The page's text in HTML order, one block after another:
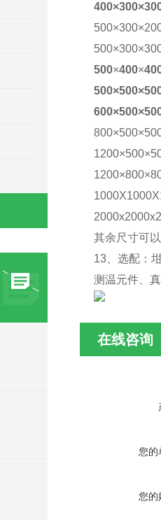
500×400×
6
其余尺寸可
13、选配：
测温元件、
在线咨询
您的
您的